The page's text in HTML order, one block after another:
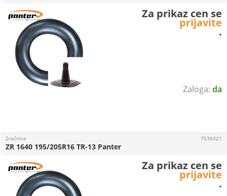
da
Za prikaz cen se
prijavite
.
Zračnice
ZR 1640 195/205R16 TR-13 Panter
7536021
Za prikaz cen se
prijavite
.